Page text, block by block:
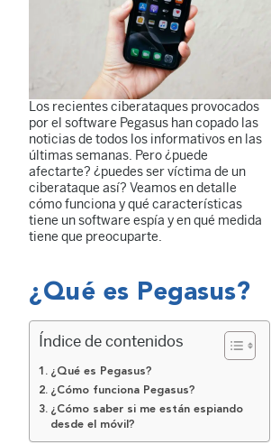
Los recientes ciberataques provocados
por el software Pegasus han copado las
noticias de todos los informativos en las
últimas semanas. Pero ¿puede
afectarte? ¿puedes ser víctima de un
ciberataque así? Veamos en detalle
cómo funciona y qué características
tiene un software espía y en qué medida
tiene que preocuparte.
¿Qué es Pegasus?
Índice de contenidos
¿Qué es Pegasus?
¿Cómo funciona Pegasus?
¿Cómo saber si me están espiando
desde el móvil?